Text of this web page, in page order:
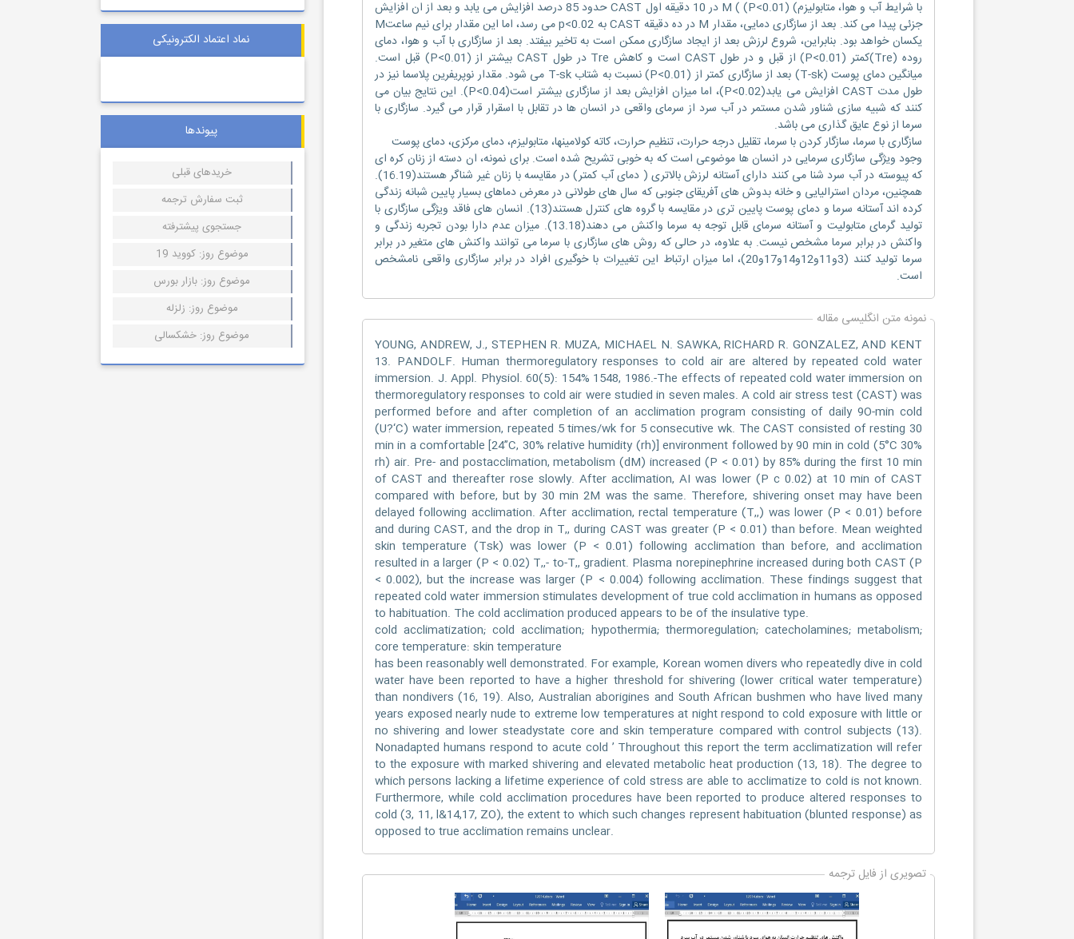
با شرایط آب و هوا، متابولیزم) M ( (P<0.01) در 10 دقیقه اول CAST حدود 85 درصد افزایش می یابد و بعد از ان افزایش
جزئی پیدا می کند. بعد از سازگاری دمایی، مقدار M در ده دقیقه CAST به p<0.02 می رسد، اما این مقدار برای نیم ساعتM
یکسان خواهد بود. بنابراین، شروع لرزش بعد از ایجاد سازگاری ممکن است به تاخیر بیفتد. بعد از سازگاری با آب و هوا، دمای
روده (Tre)کمتر (P<0.01) از قبل و در طول CAST است و کاهش Tre در طول CAST بیشتر از (P<0.01) قبل است.
میانگین دمای پوست (T-sk) بعد از سازگاری کمتر از (P<0.01) نسبت به شتاب T-sk می شود. مقدار نوپریفرین پلاسما نیز در
طول مدت CAST افزایش می یابد(P<0.02)، اما میزان افزایش بعد از سازگاری بیشتر است(P<0.04). این نتایج بیان می
کنند که شبیه سازی شناور شدن مستمر در آب سرد از سرمای واقعی در انسان ها در تقابل با اسقرار قرار می گیرد. سازگاری با
سرما از نوع عایق گذاری می باشد.
سازگاری با سرما، سازگار کردن با سرما، تقلیل درجه حرارت، تنظیم حرارت، کاته کولامینها، متابولیزم، دمای مرکزی، دمای پوست
وجود ویژگی سازگاری سرمایی در انسان ها موضوعی است که به خوبی تشریح شده است. برای نمونه، ان دسته از زنان کره ای
که پیوسته در آب سرد شنا می کنند دارای آستانه لرزش بالاتری ( دمای آب کمتر) در مقایسه با زنان غیر شناگر هستند(16.19).
همچنین، مردان استرالیایی و خانه بدوش های آفریقای جنوبی که سال های طولانی در معرض دماهای بسیار پایین شبانه زندگی
کرده اند آستانه سرما و دمای پوست پایین تری در مقایسه با گروه های کنترل هستند(13). انسان های فاقد ویژگی سازگاری با
تولید گرمای متابولیت و آستانه سرمای قابل توجه به سرما واکنش می دهند(13.18). میزان عدم دارا بودن تجربه زندگی و
واکنش در برابر سرما مشخص نیست. به علاوه، در حالی که روش های سازگاری با سرما می توانند واکنش های متغیر در برابر
سرما تولید کنند (3و11و12و14و17و20)، اما میزان ارتباط این تغییرات با خوگیری افراد در برابر سازگاری واقعی نامشخص
است.
نمونه متن انگلیسی مقاله
YOUNG, ANDREW, J., STEPHEN R. MUZA, MICHAEL N. SAWKA, RICHARD R. GONZALEZ, AND KENT
13. PANDOLF. Human thermoregulatory responses to cold air are altered by repeated cold water
immersion. J. Appl. Physiol. 60(5): 154% 1548, 1986.-The effects of repeated cold water immersion on
thermoregulatory responses to cold air were studied in seven males. A cold air stress test (CAST) was
performed before and after completion of an acclimation program consisting of daily 9O-min cold
(U?‘C) water immersion, repeated 5 times/wk for 5 consecutive wk. The CAST consisted of resting 30
min in a comfortable [24”C, 30% relative humidity (rh)] environment followed by 90 min in cold (5°C 30%
rh) air. Pre- and postacclimation, metabolism (dM) increased (P < 0.01) by 85% during the first 10 min
of CAST and thereafter rose slowly. After acclimation, AI was lower (P c 0.02) at 10 min of CAST
compared with before, but by 30 min 2M was the same. Therefore, shivering onset may have been
delayed following acclimation. After acclimation, rectal temperature (T,,) was lower (P < 0.01) before
and during CAST, and the drop in T,, during CAST was greater (P < 0.01) than before. Mean weighted
skin temperature (Tsk) was lower (P < 0.01) following acclimation than before, and acclimation
resulted in a larger (P < 0.02) T,,- to-T,, gradient. Plasma norepinephrine increased during both CAST (P
< 0.002), but the increase was larger (P < 0.004) following acclimation. These findings suggest that
repeated cold water immersion stimulates development of true cold acclimation in humans as opposed
to habituation. The cold acclimation produced appears to be of the insulative type.
cold acclimatization; cold acclimation; hypothermia; thermoregulation; catecholamines; metabolism;
core temperature: skin temperature
has been reasonably well demonstrated. For example, Korean women divers who repeatedly dive in cold
water have been reported to have a higher threshold for shivering (lower critical water temperature)
than nondivers (16, 19). Also, Australian aborigines and South African bushmen who have lived many
years exposed nearly nude to extreme low temperatures at night respond to cold exposure with little or
no shivering and lower steadystate core and skin temperature compared with control subjects (13).
Nonadapted humans respond to acute cold ’ Throughout this report the term acclimatization will refer
to the exposure with marked shivering and elevated metabolic heat production (13, 18). The degree to
which persons lacking a lifetime experience of cold stress are able to acclimatize to cold is not known.
Furthermore, while cold acclimation procedures have been reported to produce altered responses to
cold (3, 11, l&14,17, ZO), the extent to which such changes represent habituation (blunted response) as
opposed to true acclimation remains unclear.
تصویری از فایل ترجمه
نماد اعتماد الکترونیکی
پیوندها
خریدهای قبلی
ثبت سفارش ترجمه
جستجوی پیشترفته
موضوع روز: کووید 19
موضوع روز: بازار بورس
موضوع روز: زلزله
موضوع روز: خشکسالی